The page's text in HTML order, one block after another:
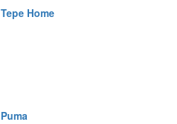
Tepe Home
Puma